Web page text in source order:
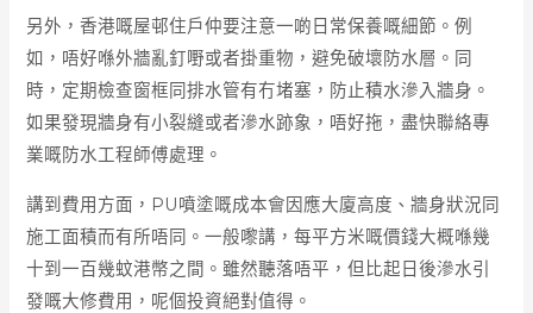
另外，香港嘅屋邨住戶仲要注意一啲日常保養嘅細節。例
如，唔好喺外牆亂釘嘢或者掛重物，避免破壞防水層。同
時，定期檢查窗框同排水管有冇堵塞，防止積水滲入牆身。
如果發現牆身有小裂縫或者滲水跡象，唔好拖，盡快聯絡專
業嘅防水工程師傅處理。
講到費用方面，PU噴塗嘅成本會因應大廈高度、牆身狀況同
施工面積而有所唔同。一般嚟講，每平方米嘅價錢大概喺幾
十到一百幾蚊港幣之間。雖然聽落唔平，但比起日後滲水引
發嘅大修費用，呢個投資絕對值得。